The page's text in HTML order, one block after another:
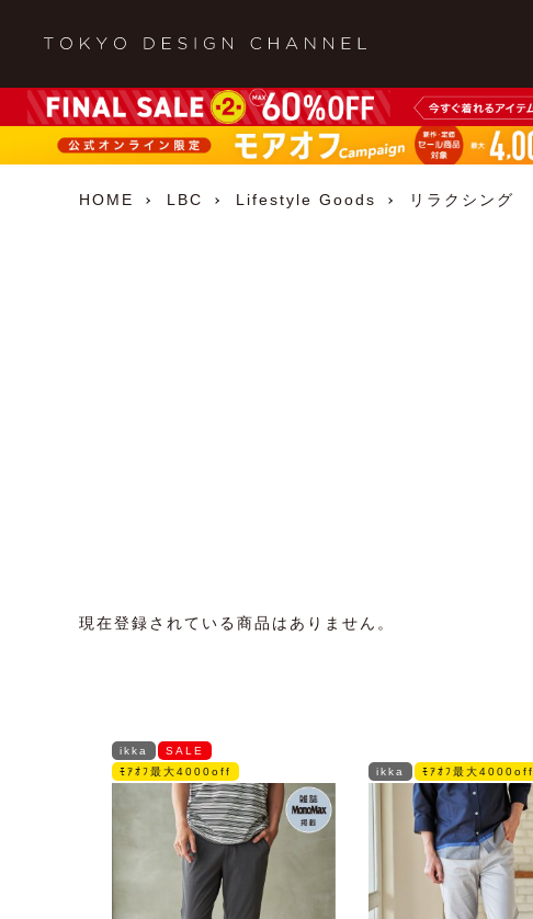
HOME LBC Lifestyle Goods リラクシング
現在登録されている商品はありません。
ikka
SALE
ﾓｱｵﾌ最大4000off
ikka ﾓｱｵﾌ最大4000off